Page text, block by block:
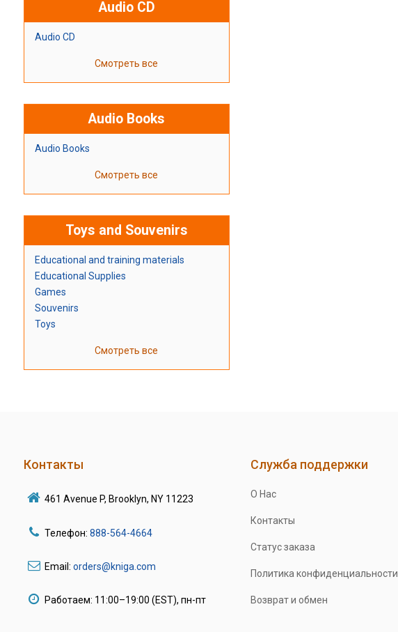
Audio CD
Audio CD
Смотреть все
Audio Books
Audio Books
Смотреть все
Toys and Souvenirs
Educational and training materials
Educational Supplies
Games
Souvenirs
Toys
Смотреть все
Контакты
461 Avenue P, Brooklyn, NY 11223
Телефон: 888-564-4664
Email: orders@kniga.com
Работаем: 11:00–19:00 (EST), пн-пт
Служба поддержки
О Нас
Контакты
Статус заказа
Политика конфиденциальности
Возврат и обмен